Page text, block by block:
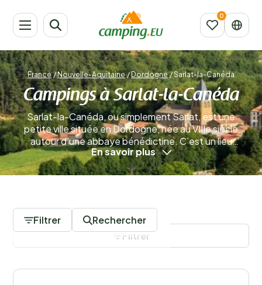
France/Nouvelle-Aquitaine/Dordogne /Sarlat-la-Canéda
Campings à Sarlat-la-Canéda
Sarlat-la-Canéda, ou simplement Sarlat, est une
petite ville située en Dordogne, née au VIIIe siècle
autour d’une abbaye bénédictine. C’est un lieu
emblématique de la France, où l’on a l’impression que le
temps s’est arrêté au XIVe siècle, à l’époque de son
apogée. C’est la destination idéale pour des vacances
totalement ressourcé.
En savoir plus
Filtrer Rechercher
Sauvegarder les filtres
Filtrer